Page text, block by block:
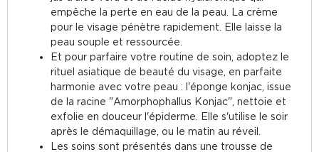
empêche la perte en eau de la peau. La crème
pour le visage pénètre rapidement. Elle laisse la
peau souple et ressourcée.
Et pour parfaire votre routine de soin, adoptez le
rituel asiatique de beauté du visage, en parfaite
harmonie avec votre peau : l'éponge konjac, issue
de la racine "Amorphophallus Konjac", nettoie et
exfolie en douceur l'épiderme. Elle s'utilise le soir
après le démaquillage, ou le matin au réveil.
Les soins sont présentés dans une trousse de